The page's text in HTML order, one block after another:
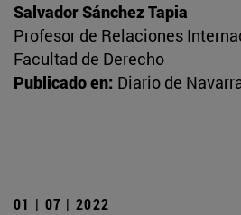
Salvador Sánchez Tapia
Profesor de Relaciones
Facultad de Derecho
Publicado en: Diario de
01 | 07 | 2022